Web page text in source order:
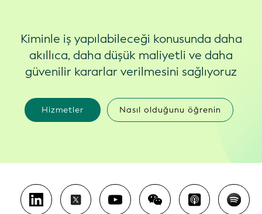
Kiminle iş yapılabileceği konusunda daha
akıllıca, daha düşük maliyetli ve daha
güvenilir kararlar verilmesini sağlıyoruz
Hizmetler Nasıl olduğunu öğrenin